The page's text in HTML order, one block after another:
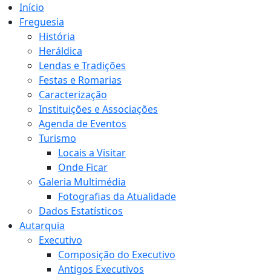
Início
Freguesia
História
Heráldica
Lendas e Tradições
Festas e Romarias
Caracterização
Instituições e Associações
Agenda de Eventos
Turismo
Locais a Visitar
Onde Ficar
Galeria Multimédia
Fotografias da Atualidade
Dados Estatísticos
Autarquia
Executivo
Composição do Executivo
Antigos Executivos